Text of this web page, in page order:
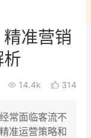
准营销
14.4k 314
常面临客流不
准运营策略和